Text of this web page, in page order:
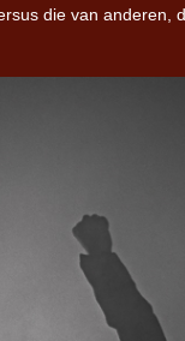
die van anderen,